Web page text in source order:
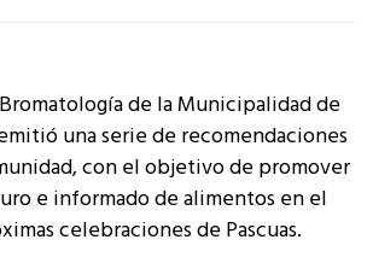
de la Municipalidad de
una serie de recomendaciones
con el objetivo de promover
e informado de alimentos en el
celebraciones de Pascuas.